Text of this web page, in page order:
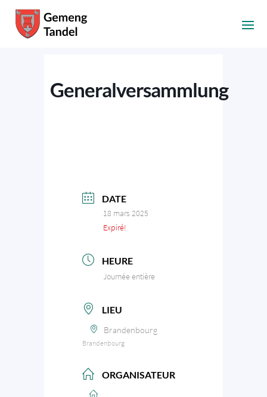
Generalversammlung
DATE
18 mars 2025
Expiré!
HEURE
Journée entière
LIEU
Brandenbourg
Brandenbourg
ORGANISATEUR